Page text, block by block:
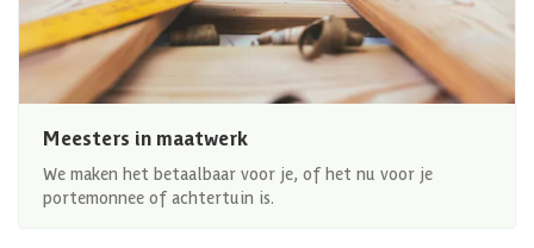
Meesters in maatwerk
We maken het betaalbaar voor je, of het nu voor je
portemonnee of achtertuin is.